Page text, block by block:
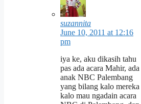
suzannita
June 10, 2011 at 12:16
pm
iya ke, aku dikasih tahu
pas ada acara Mahir, ada
anak NBC Palembang
yang bilang kalo mereka
kalo mau ngadain acara